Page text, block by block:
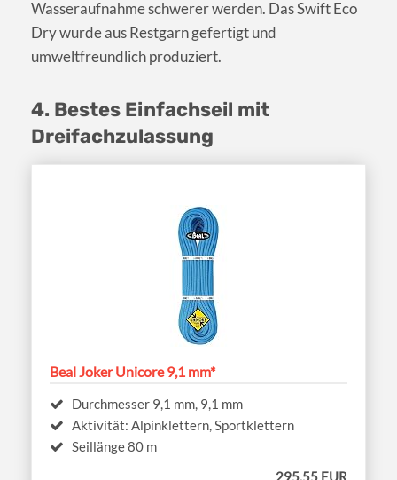
Wasseraufnahme schwerer werden. Das Swift Eco
Dry wurde aus Restgarn gefertigt und
umweltfreundlich produziert.
4. Bestes Einfachseil mit
Dreifachzulassung
Beal Joker Unicore 9,1 mm*
Durchmesser 9,1 mm, 9,1 mm
Aktivität: Alpinklettern, Sportklettern
Seillänge 80 m
295,55 EUR